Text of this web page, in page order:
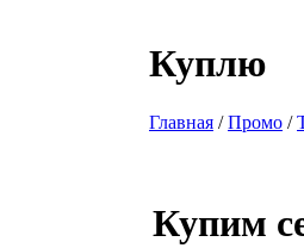
Куплю
Главная /Промо /
Купим